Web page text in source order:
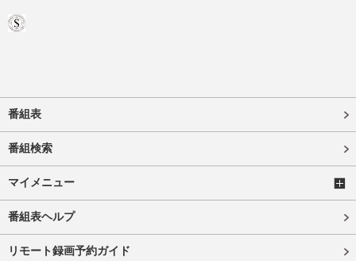
番組表
番組検索
マイメニュー
番組表ヘルプ
リモート録画予約ガイド